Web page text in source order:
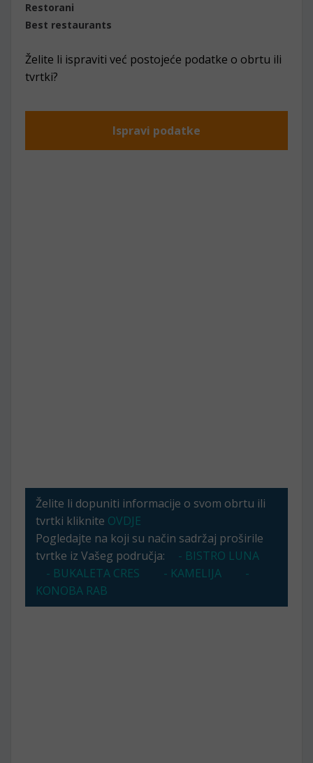
Restorani
Best restaurants
Želite li ispraviti već postojeće podatke o obrtu ili
tvrtki?
Ispravi podatke
Želite li dopuniti informacije o svom obrtu ili
tvrtki kliknite OVDJE
Pogledajte na koji su način sadržaj proširile
tvrtke iz Vašeg područja:
- BISTRO LUNA
- BUKALETA CRES
- KAMELIJA
-
KONOBA RAB